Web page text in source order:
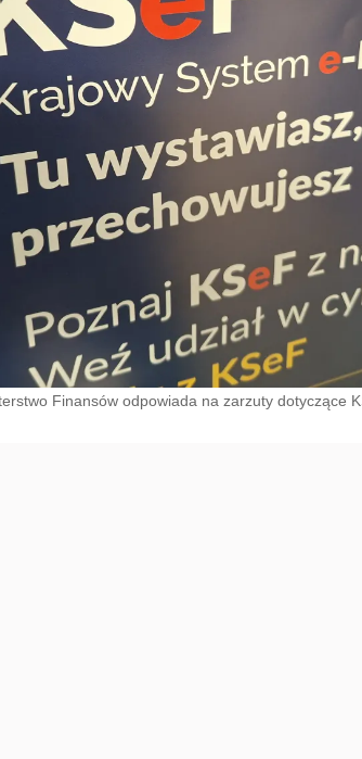
Finansów odpowiada na zarzuty dotyczące